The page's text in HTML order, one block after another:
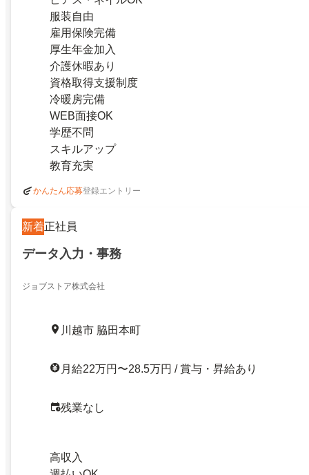
服装自由
雇用保険完備
厚生年金加入
介護休暇あり
資格取得支援制度
冷暖房完備
WEB面接OK
学歴不問
スキルアップ
教育充実
かんたん応募登録エントリー
新着正社員
データ入力・事務
ジョブストア株式会社
川越市 脇田本町
月給22万円〜28.5万円 / 賞与・昇給あり
残業なし
高収入